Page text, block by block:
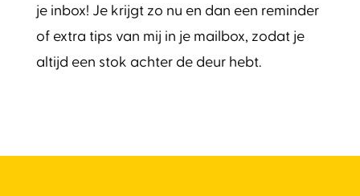
je inbox! Je krijgt zo nu en dan een reminder
of extra tips van mij in je mailbox, zodat je
altijd een stok achter de deur hebt.